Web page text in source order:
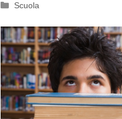
Categorie
Scuola